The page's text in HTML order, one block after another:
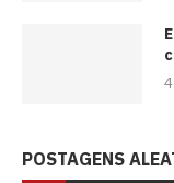
POSTAGENS